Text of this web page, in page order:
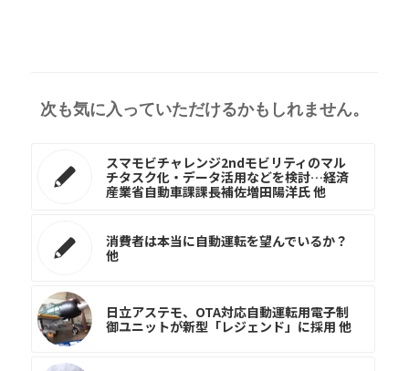
次も気に入っていただけるかもしれません。
スマモビチャレンジ2ndモビリティのマル
チタスク化・データ活用などを検討…経済
産業省自動車課課長補佐増田陽洋氏 他
消費者は本当に自動運転を望んでいるか？
他
日立アステモ、OTA対応自動運転用電子制
御ユニットが新型「レジェンド」に採用 他